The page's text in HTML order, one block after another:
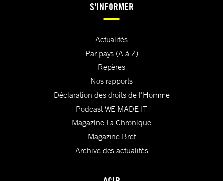
S'INFORMER
Actualités
Par pays (A à Z)
Repères
Nos rapports
Déclaration des droits de l'Homme
Podcast WE MADE IT
Magazine La Chronique
Magazine Bref
Archive des actualités